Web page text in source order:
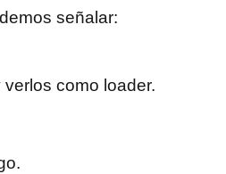
señalar:
como loader.